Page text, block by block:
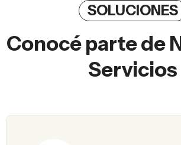
SOLUCIONES
Conocé parte de
Servicios